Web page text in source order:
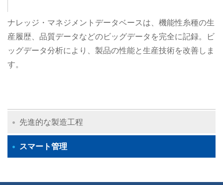
ナレッジ・マネジメントデータベースは、機能性糸種の生
産履歴、品質データなどのビッグデータを完全に記録。ビ
ッグデータ分析により、製品の性能と生産技術を改善しま
す。
先進的な製造工程
スマート管理